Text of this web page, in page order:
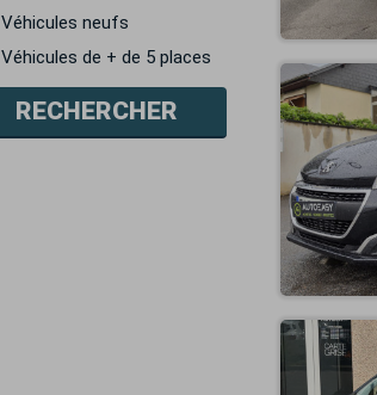
Véhicules neufs
Véhicules de + de 5 places